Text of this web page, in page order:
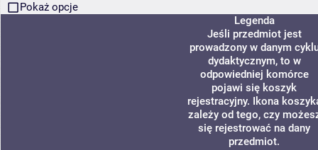
Pokaż opcje
Legenda
Jeśli przedmiot jest
prowadzony w danym
dydaktycznym, to w
odpowiedniej komórce
pojawi się koszyk
rejestracyjny. Ikona
zależy od tego, czy
się rejestrować na dany
przedmiot.